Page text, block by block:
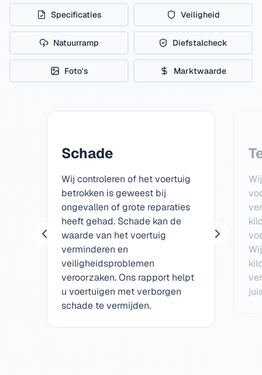
Specificaties Veiligheid
Natuurramp Diefstalcheck
Foto's Marktwaarde
Schade
Wij controleren of het voertuig
betrokken is geweest bij
ongevallen of grote reparaties
heeft gehad. Schade kan de
waarde van het voertuig
verminderen en
veiligheidsproblemen
veroorzaken. Ons rapport helpt
u voertuigen met verborgen
schade te vermijden.